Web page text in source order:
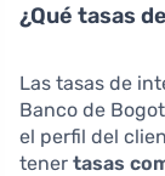
¿Qué tasas
Las tasas de
Banco de
el perfil del
tener tasas